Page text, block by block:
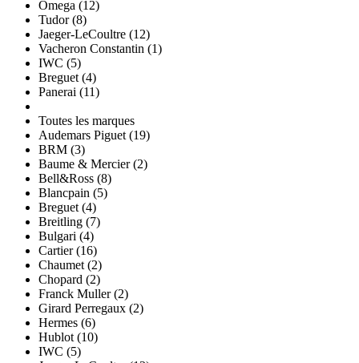
Omega (12)
Tudor (8)
Jaeger-LeCoultre (12)
Vacheron Constantin (1)
IWC (5)
Breguet (4)
Panerai (11)
Toutes les marques
Audemars Piguet (19)
BRM (3)
Baume & Mercier (2)
Bell&Ross (8)
Blancpain (5)
Breguet (4)
Breitling (7)
Bulgari (4)
Cartier (16)
Chaumet (2)
Chopard (2)
Franck Muller (2)
Girard Perregaux (2)
Hermes (6)
Hublot (10)
IWC (5)